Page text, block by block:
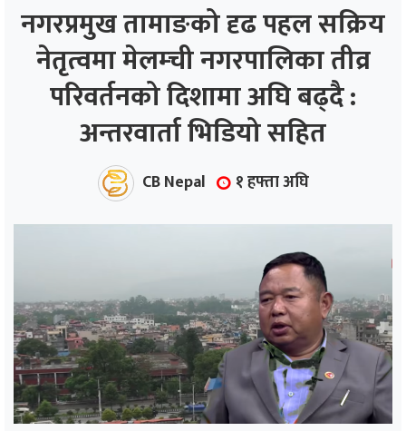
नगरप्रमुख तामाङको दृढ पहल सक्रिय
नेतृत्वमा मेलम्ची नगरपालिका तीव्र
परिवर्तनको दिशामा अघि बढ्दै :
अन्तरवार्ता भिडियो सहित
CB Nepal १ हफ्ता अघि